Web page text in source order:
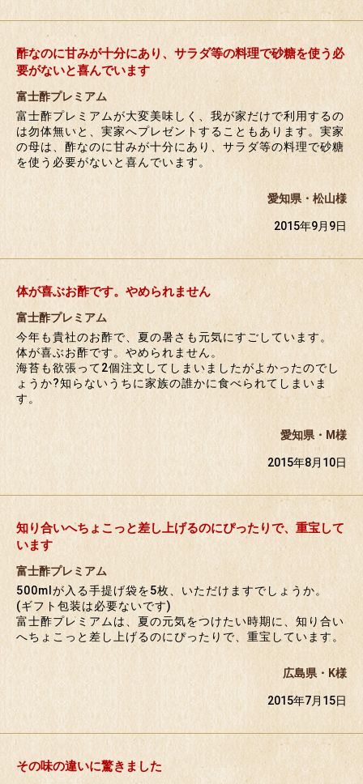
酢なのに甘みが十分にあり、サラダ等の料理で砂糖を使う必
要がないと喜んでいます
富士酢プレミアム
富士酢プレミアムが大変美味しく、我が家だけで利用するの
は勿体無いと、実家へプレゼントすることもあります。実家
の母は、酢なのに甘みが十分にあり、サラダ等の料理で砂糖
を使う必要がないと喜んでいます。
愛知県・松山様
2015年9月9日
体が喜ぶお酢です。やめられません
富士酢プレミアム
今年も貴社のお酢で、夏の暑さも元気にすごしています。
体が喜ぶお酢です。やめられません。
海苔も欲張って2個注文してしまいましたがよかったのでし
ょうか?知らないうちに家族の誰かに食べられてしまいま
す。
愛知県・M様
2015年8月10日
知り合いへちょこっと差し上げるのにぴったりで、重宝して
います
富士酢プレミアム
500mlが入る手提げ袋を5枚、いただけますでしょうか。
(ギフト包装は必要ないです)
富士酢プレミアムは、夏の元気をつけたい時期に、知り合い
へちょこっと差し上げるのにぴったりで、重宝しています。
広島県・K様
2015年7月15日
その味の違いに驚きました